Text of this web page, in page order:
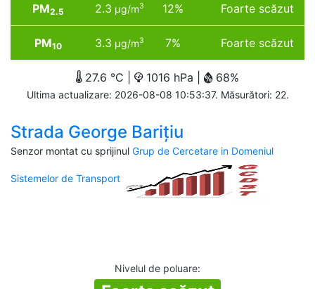
PM2.5 2.3 µg/m3 12% Foarte scăzut
PM10 3.3 µg/m3 7% Foarte scăzut
27.6 °C | 1016 hPa | 68%
Ultima actualizare: 2026-08-08 10:53:37. Măsurători: 22.
Strada George Barițiu
Senzor montat cu sprijinul Grup de Cercetare in Domeniul
Sistemelor de Transport
Nivelul de poluare: